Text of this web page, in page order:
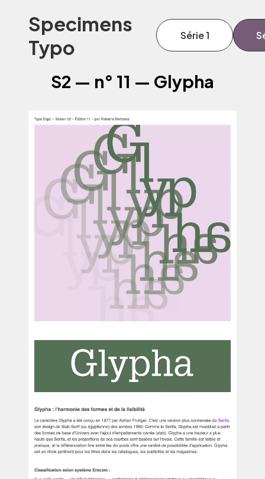
Specimens
Typo
Série 1
S2 — n° 11 — Glypha